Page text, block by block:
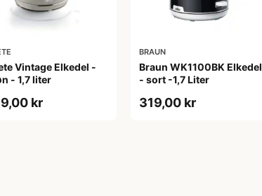
Vintage Elkedel -
- 1,7 liter
kr
BRAUN
Braun WK1100BK Elkedel
- sort -1,7 Liter
319,00 kr